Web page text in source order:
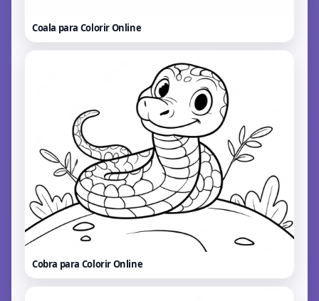
Coala para ColorirOnline
Cobra para ColorirOnline